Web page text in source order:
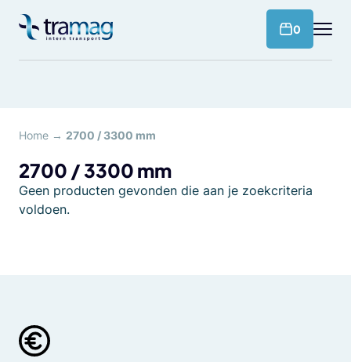
naar
0
Home → 2700 / 3300 mm
2700 / 3300 mm
Geen producten gevonden die aan je zoekcriteria
voldoen.